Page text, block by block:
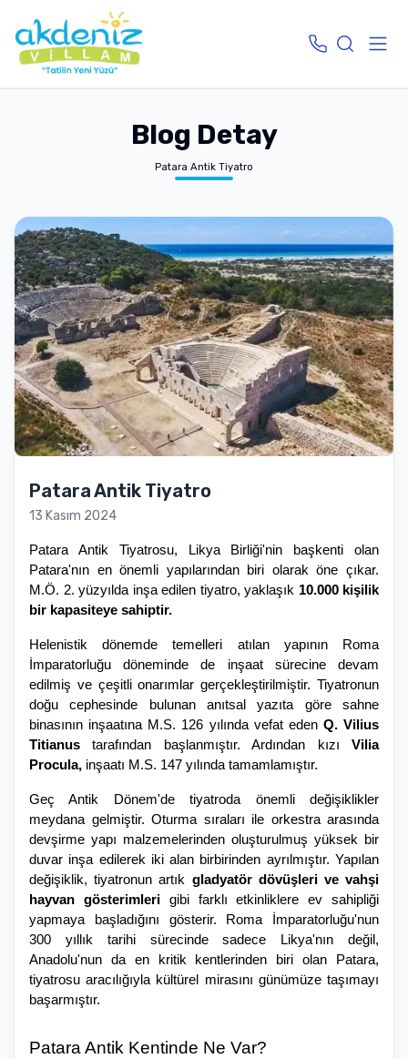
Blog Detay
Patara Antik Tiyatro
Patara Antik Tiyatro
13 Kasım 2024
Patara Antik Tiyatrosu, Likya Birliği'nin başkenti olan
Patara'nın en önemli yapılarından biri olarak öne çıkar.
M.Ö. 2. yüzyılda inşa edilen tiyatro, yaklaşık 10.000 kişilik
bir kapasiteye sahiptir.
Helenistik dönemde temelleri atılan yapının Roma
İmparatorluğu döneminde de inşaat sürecine devam
edilmiş ve çeşitli onarımlar gerçekleştirilmiştir. Tiyatronun
doğu cephesinde bulunan anıtsal yazıta göre sahne
binasının inşaatına M.S. 126 yılında vefat eden Q. Vilius
Titianus tarafından başlanmıştır. Ardından kızı Vilia
Procula, inşaatı M.S. 147 yılında tamamlamıştır.
Geç Antik Dönem'de tiyatroda önemli değişiklikler
meydana gelmiştir. Oturma sıraları ile orkestra arasında
devşirme yapı malzemelerinden oluşturulmuş yüksek bir
duvar inşa edilerek iki alan birbirinden ayrılmıştır. Yapılan
değişiklik, tiyatronun artık gladyatör dövüşleri ve vahşi
hayvan gösterimleri gibi farklı etkinliklere ev sahipliği
yapmaya başladığını gösterir. Roma İmparatorluğu'nun
300 yıllık tarihi sürecinde sadece Likya'nın değil,
Anadolu'nun da en kritik kentlerinden biri olan Patara,
tiyatrosu aracılığıyla kültürel mirasını günümüze taşımayı
başarmıştır.
Patara Antik Kentinde Ne Var?